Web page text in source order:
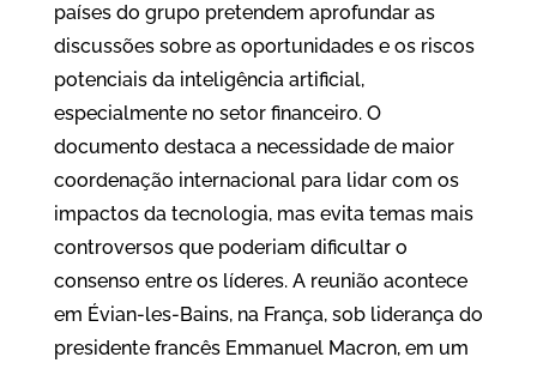
países do grupo pretendem aprofundar as
discussões sobre as oportunidades e os riscos
potenciais da inteligência artificial,
especialmente no setor financeiro. O
documento destaca a necessidade de maior
coordenação internacional para lidar com os
impactos da tecnologia, mas evita temas mais
controversos que poderiam dificultar o
consenso entre os líderes. A reunião acontece
em Évian-les-Bains, na França, sob liderança do
presidente francês Emmanuel Macron, em um